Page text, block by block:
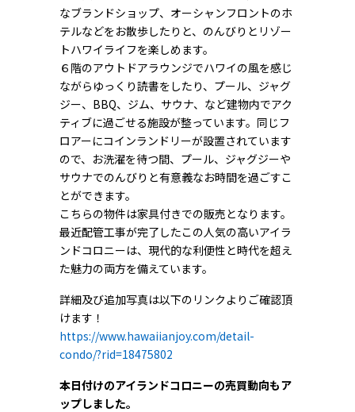
なブランドショップ、オーシャンフロントのホ
テルなどをお散歩したりと、のんびりとリゾー
トハワイライフを楽しめます。
６階のアウトドアラウンジでハワイの風を感じ
ながらゆっくり読書をしたり、プール、ジャグ
ジー、BBQ、ジム、サウナ、など建物内でアク
ティブに過ごせる施設が整っています。同じフ
ロアーにコインランドリーが設置されています
ので、お洗濯を待つ間、プール、ジャグジーや
サウナでのんびりと有意義なお時間を過ごすこ
とができます。
こちらの物件は家具付きでの販売となります。
最近配管工事が完了したこの人気の高いアイラ
ンドコロニーは、現代的な利便性と時代を超え
た魅力の両方を備えています。
詳細及び追加写真は以下のリンクよりご確認頂
けます！
https://www.hawaiianjoy.com/detail-
condo/?rid=18475802
本日付けのアイランドコロニーの売買動向もア
ップしました。